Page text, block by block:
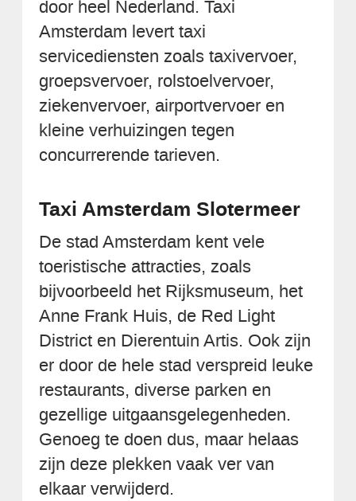
door heel Nederland. Taxi
Amsterdam levert taxi
servicediensten zoals taxivervoer,
groepsvervoer, rolstoelvervoer,
ziekenvervoer, airportvervoer en
kleine verhuizingen tegen
concurrerende tarieven.
Taxi Amsterdam Slotermeer
De stad Amsterdam kent vele
toeristische attracties, zoals
bijvoorbeeld het Rijksmuseum, het
Anne Frank Huis, de Red Light
District en Dierentuin Artis. Ook zijn
er door de hele stad verspreid leuke
restaurants, diverse parken en
gezellige uitgaansgelegenheden.
Genoeg te doen dus, maar helaas
zijn deze plekken vaak ver van
elkaar verwijderd.